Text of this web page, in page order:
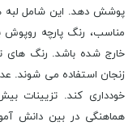
پوشش دهد. این شامل لبه
مناسب، رنگ پارچه روپوش
خارج شده باشد. رنگ های
زنجان استفاده می شوند.
خودداری کند. تزیینات
هماهنگی در بین دانش